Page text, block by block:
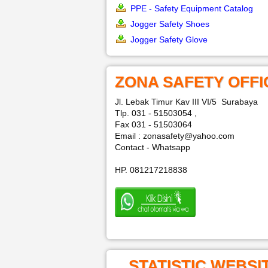
PPE - Safety Equipment Catalog
Jogger Safety Shoes
Jogger Safety Glove
ZONA SAFETY
Jl. Lebak Timur Kav III VI/5 Surabaya
Tlp. 031 - 51503054 ,
Fax 031 - 51503064
Email : zonasafety@yahoo.com
Contact - Whatsapp
HP. 081217218838